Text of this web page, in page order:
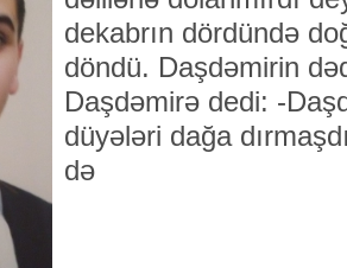
dekabrın dördündə
döndü. Daşdəmirin
Daşdəmirə dedi: -
düyələri dağa
də